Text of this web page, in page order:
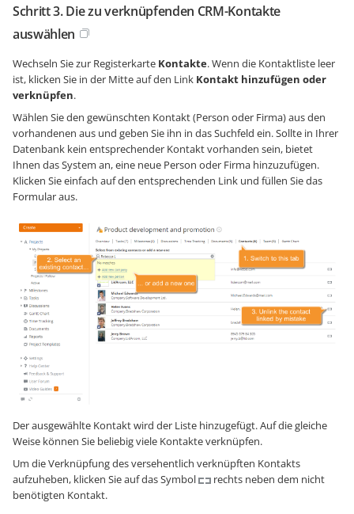
Schritt 3. Die zu verknüpfenden CRM-Kontakte
auswählen
Wechseln Sie zur Registerkarte Kontakte. Wenn die Kontaktliste leer
ist, klicken Sie in der Mitte auf den Link Kontakt hinzufügen oder
verknüpfen.
Wählen Sie den gewünschten Kontakt (Person oder Firma) aus den
vorhandenen aus und geben Sie ihn in das Suchfeld ein. Sollte in Ihrer
Datenbank kein entsprechender Kontakt vorhanden sein, bietet
Ihnen das System an, eine neue Person oder Firma hinzuzufügen.
Klicken Sie einfach auf den entsprechenden Link und füllen Sie das
Formular aus.
Der ausgewählte Kontakt wird der Liste hinzugefügt. Auf die gleiche
Weise können Sie beliebig viele Kontakte verknüpfen.
Um die Verknüpfung des versehentlich verknüpften Kontakts
aufzuheben, klicken Sie auf das Symbol
rechts neben dem nicht
benötigten Kontakt.